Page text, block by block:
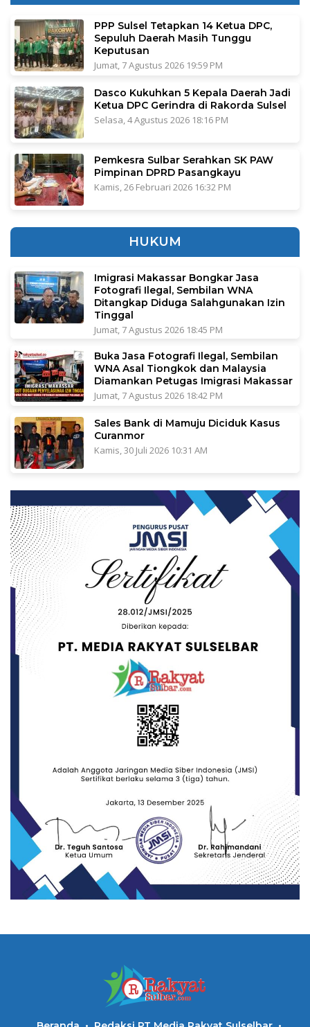
PPP Sulsel Tetapkan 14 Ketua DPC,
Sepuluh Daerah Masih Tunggu
Keputusan
Jumat, 7 Agustus 2026 19:59 PM
Dasco Kukuhkan 5 Kepala Daerah Jadi
Ketua DPC Gerindra di Rakorda Sulsel
Selasa, 4 Agustus 2026 18:16 PM
Pemkesra Sulbar Serahkan SK PAW
Pimpinan DPRD Pasangkayu
Kamis, 26 Februari 2026 16:32 PM
HUKUM
Imigrasi Makassar Bongkar Jasa
Fotografi Ilegal, Sembilan WNA
Ditangkap Diduga Salahgunakan Izin
Tinggal
Jumat, 7 Agustus 2026 18:45 PM
Buka Jasa Fotografi Ilegal, Sembilan
WNA Asal Tiongkok dan Malaysia
Diamankan Petugas Imigrasi Makassar
Jumat, 7 Agustus 2026 18:42 PM
Sales Bank di Mamuju Diciduk Kasus
Curanmor
Kamis, 30 Juli 2026 10:31 AM